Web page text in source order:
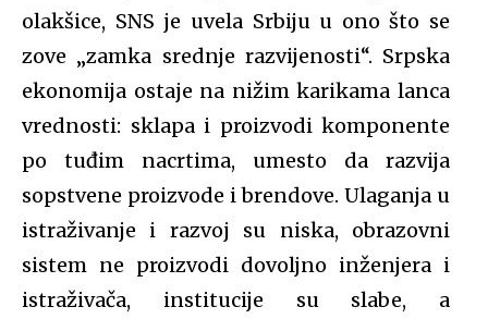
olakšice, SNS je uvela Srbiju u ono što se
zove „zamka srednje razvijenosti“. Srpska
ekonomija ostaje na nižim karikama lanca
vrednosti: sklapa i proizvodi komponente
po tuđim nacrtima, umesto da razvija
sopstvene proizvode i brendove. Ulaganja u
istraživanje i razvoj su niska, obrazovni
sistem ne proizvodi dovoljno inženjera i
istraživača, institucije su slabe, a